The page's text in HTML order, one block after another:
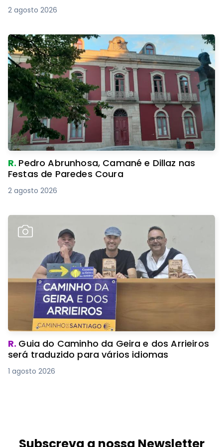
2 agosto 2026
R. Pedro Abrunhosa, Camané e Dillaz nas
Festas de Paredes Coura
2 agosto 2026
R. Guia do Caminho da Geira e dos Arrieiros
será traduzido para vários idiomas
1 agosto 2026